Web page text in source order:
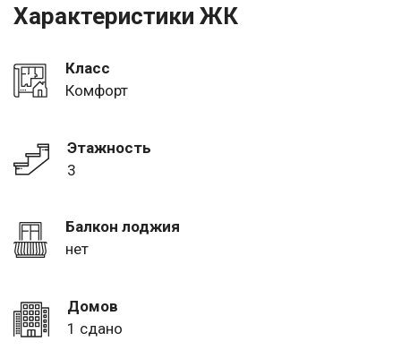
Характеристики ЖК
Класс
Комфорт
Этажность
3
Балкон лоджия
нет
Домов
1 сдано